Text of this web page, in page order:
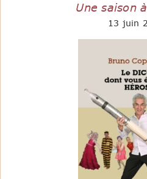
Une saison
13 juin